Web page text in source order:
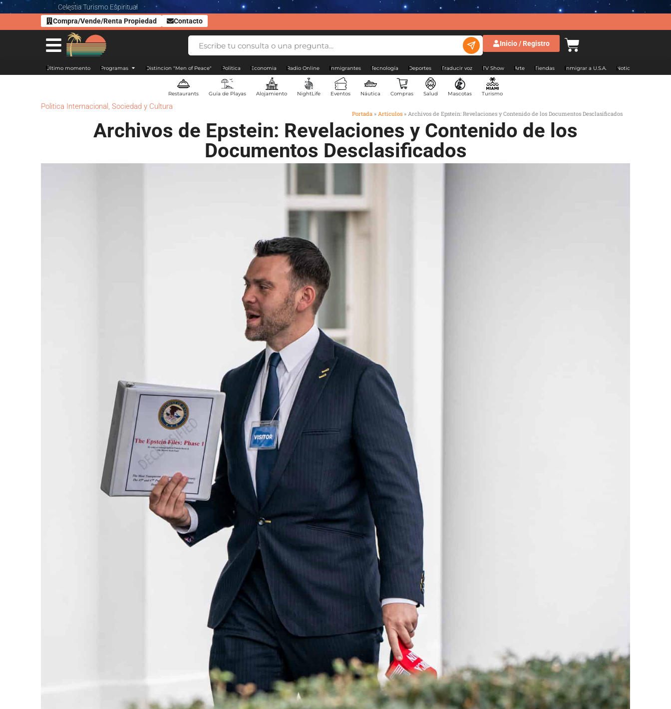
Celestia Turismo Espiritual
Compra/Vende/Renta Propiedad
Contacto
Inicio / Registro
Último momento Programas Distincion "Men of Peace" Politica Economia Radio Online Inmigrantes Tecnología Deportes Traducir voz TV Show Arte Tiendas Inmigrar a U.S.A. Noticias Argentina
Restaurants Guía de Playas Alojamiento NightLife Eventos Náutica Compras Salud Mascotas Turismo
Politica Internacional , Sociedad y Cultura
Portada » Artículos » Archivos de Epstein: Revelaciones y Contenido de los Documentos Desclasificados
Archivos de Epstein: Revelaciones y Contenido de los
Documentos Desclasificados